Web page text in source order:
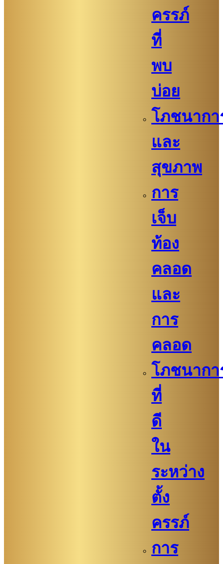
ครรภ์
ที่
พบ
บ่อย
โภชนากา
และ
สุขภาพ
การ
เจ็บ
ท้อง
คลอด
และ
การ
คลอด
โภชนากา
ที่
ดี
ใน
ระหว่าง
ตั้ง
ครรภ์
การ